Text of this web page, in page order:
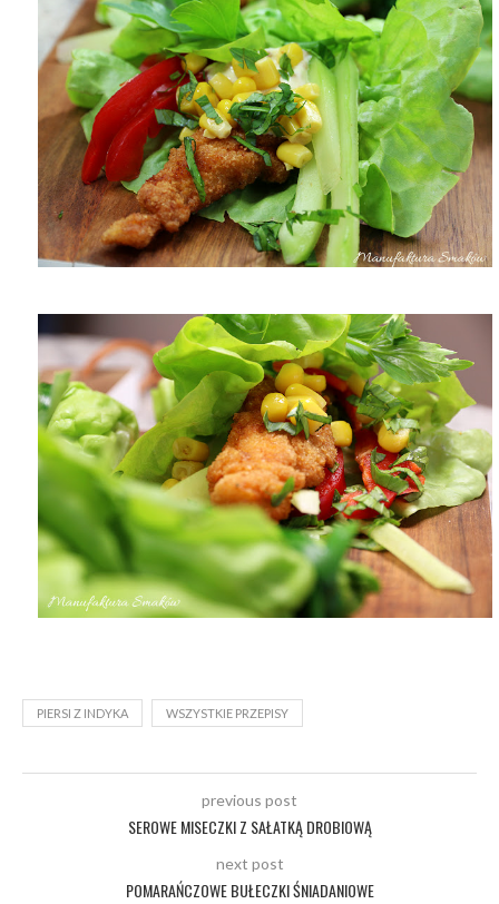
PIERSI Z INDYKA WSZYSTKIE PRZEPISY
previous post
SEROWE MISECZKI Z SAŁATKĄ DROBIOWĄ
next post
POMARAŃCZOWE BUŁECZKI ŚNIADANIOWE